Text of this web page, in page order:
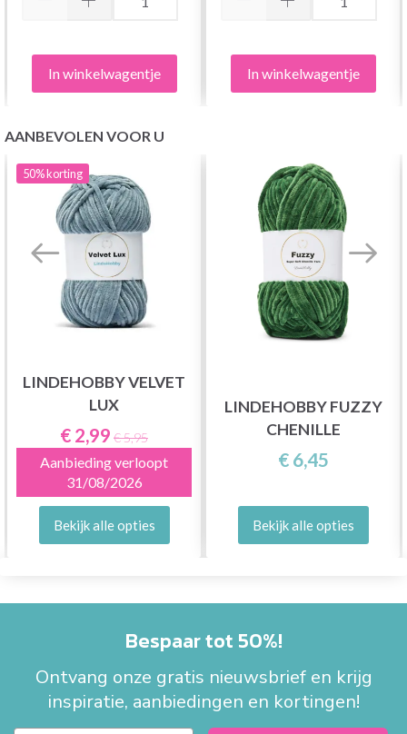
In winkelwagentje In winkelwagentje
AANBEVOLEN VOOR U
50%korting
LINDEHOBBY VELVET
LUX
€ 2,99 € 5,95
Aanbieding verloopt
31/08/2026
Bekijk alle opties
LINDEHOBBY FUZZY
CHENILLE
€ 6,45
Bekijk alle opties
Bespaar tot 50%!
Ontvang onze gratis nieuwsbrief en krijg
inspiratie, aanbiedingen en kortingen!